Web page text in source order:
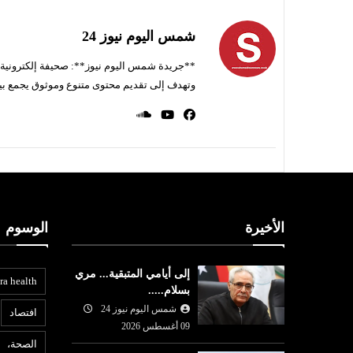
شمس اليوم نيوز 24
**جريدة شمس اليوم نيوز**: صحيفة إلكترونية
وتهدف إلى تقديم محتوى متنوع وموثوق يجمع
الأخيرة
إلى أيامي المتبقية... مري
بسلام.....
شمس اليوم نيوز 24
09 أغسطس 2026
الوسوم
health
افتصاد
الصحة،